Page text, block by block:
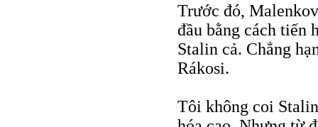
Trước đó,
đầu bằng cách tiến
Stalin cả. Chẳng
Rákosi.
Tôi không coi